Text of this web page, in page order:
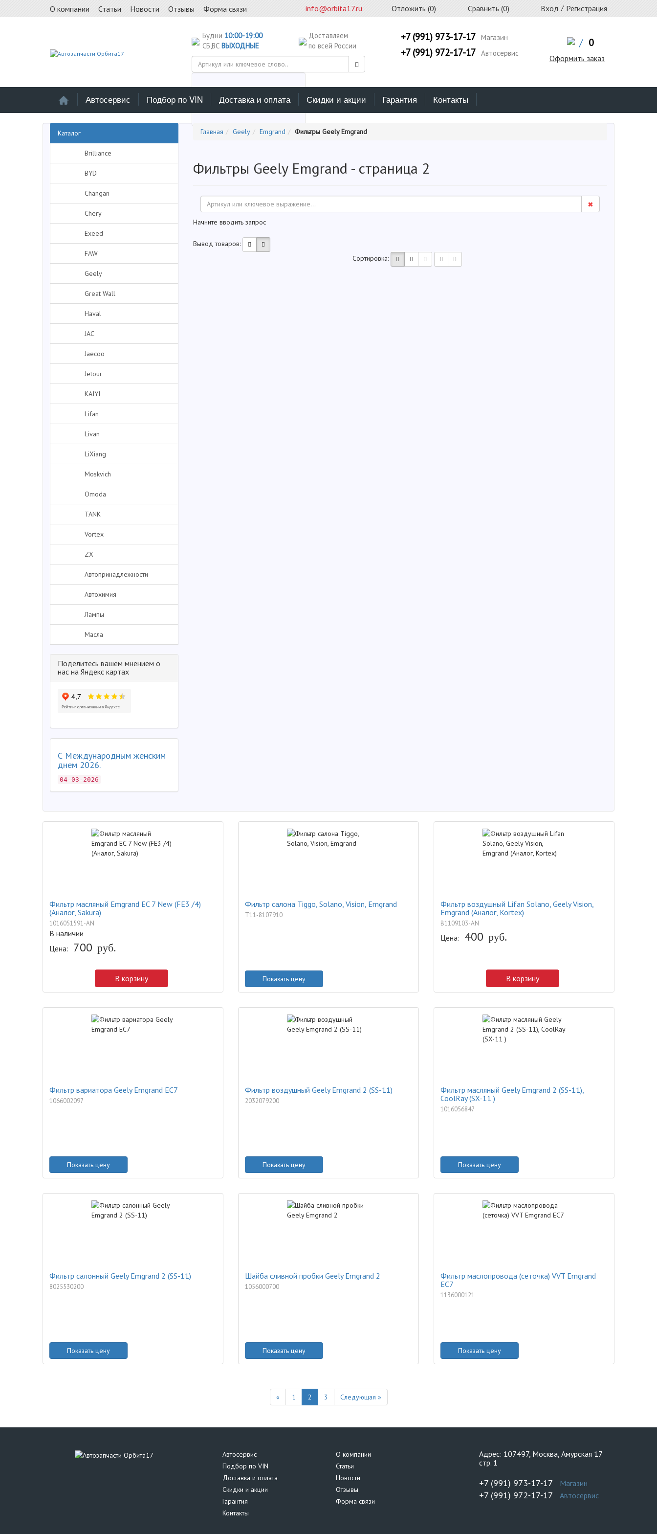
О компании Статьи Новости Отзывы Форма связи info@orbita17.ru Отложить (0) Сравнить (0) Вход / Регистрация
Будни 10:00-19:00
СБ,ВС ВЫХОДНЫЕ
Доставляем
по всей России
Выберите каталог поиска
+7 (991) 973-17-17 Магазин
+7 (991) 972-17-17 Автосервис
/ 0
Оформить заказ
Автосервис Подбор по VIN Доставка и оплата Скидки и акции Гарантия Контакты
Каталог
Brilliance
BYD
Changan
Chery
Exeed
FAW
Geely
Great Wall
Haval
JAC
Jaecoo
Jetour
KAIYI
Lifan
Livan
LiXiang
Moskvich
Omoda
TANK
Vortex
ZX
Автопринадлежности
Автохимия
Лампы
Масла
Поделитесь вашем мнением о
нас на Яндекс картах
С Международным женским
днем 2026.
04-03-2026
Главная Geely Emgrand Фильтры Geely Emgrand
Фильтры Geely Emgrand - страница 2
Начните вводить запрос
Вывод товаров:
Сортировка:
Фильтр масляный Emgrand EC 7 New (FE3 /4)
(Аналог, Sakura)
1016051591-AN
В наличии
Цена: 700 руб.
В корзину
Фильтр салона Tiggo, Solano, Vision, Emgrand
T11-8107910
Показать цену
Фильтр воздушный Lifan Solano, Geely Vision,
Emgrand (Аналог, Kortex)
B1109103-AN
Цена: 400 руб.
В корзину
Фильтр вариатора Geely Emgrand EC7
1066002097
Показать цену
Фильтр воздушный Geely Emgrand 2 (SS-11)
2032079200
Показать цену
Фильтр масляный Geely Emgrand 2 (SS-11),
CoolRay (SX-11 )
1016056847
Показать цену
Фильтр салонный Geely Emgrand 2 (SS-11)
8025530200
Показать цену
Шайба сливной пробки Geely Emgrand 2
1056000700
Показать цену
Фильтр маслопровода (сеточка) VVT Emgrand
EC7
1136000121
Показать цену
«Previous
1 2 3 Следующая »Next
Автосервис
Подбор по VIN
Доставка и оплата
Скидки и акции
Гарантия
Контакты
О компании
Статьи
Новости
Отзывы
Форма связи
Адрес: 107497, Москва, Амурская 17
стр. 1
+7 (991) 973-17-17 Магазин
+7 (991) 972-17-17 Автосервис